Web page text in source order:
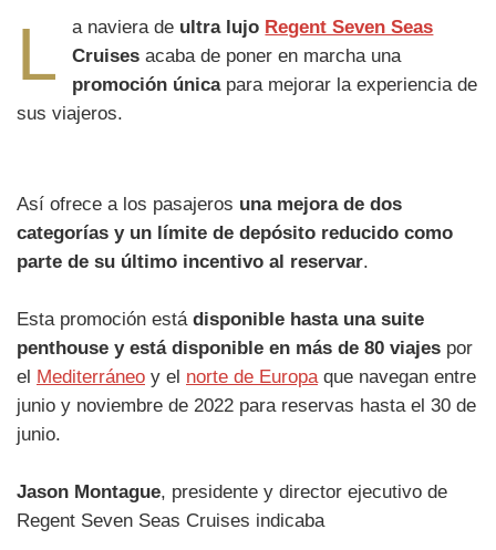
L a naviera de ultra lujo Regent Seven Seas
Cruisesacaba de poner en marcha una
promoción únicapara mejorar la experiencia de
sus viajeros.
Así ofrece a los pasajeros una mejora de dos
categorías y un límite de depósito reducido como
parte de su último incentivo al reservar.
Esta promoción está disponible hasta una suite
penthouse y está disponible en más de 80 viajes por
el Mediterráneo y el norte de Europa que navegan entre
junio y noviembre de 2022 para reservas hasta el 30 de
junio.
Jason Montague, presidente y director ejecutivo de
Regent Seven Seas Cruises indicaba